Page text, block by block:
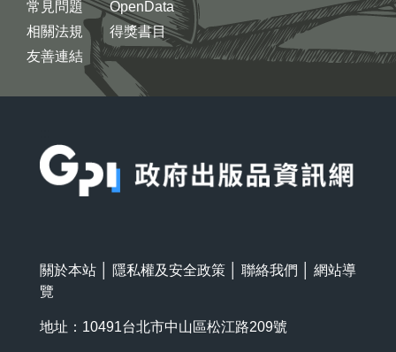
常見問題
相關法規
友善連結
OpenData
得獎書目
關於本站 隱私權及安全政策 聯絡我們
網站導
覽
地址：10491台北市中山區松江路209號